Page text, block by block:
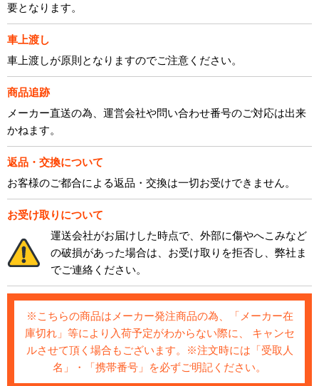
要となります。
車上渡し
車上渡しが原則となりますのでご注意ください。
商品追跡
メーカー直送の為、運営会社や問い合わせ番号のご対応は出来
かねます。
返品・交換について
お客様のご都合による返品・交換は一切お受けできません。
お受け取りについて
運送会社がお届けした時点で、外部に傷やへこみなど
の破損があった場合は、お受け取りを拒否し、弊社ま
でご連絡ください。
※こちらの商品はメーカー発注商品の為、「メーカー在
庫切れ」等により入荷予定がわからない際に、 キャンセ
ルさせて頂く場合もございます。※注文時には「受取人
名」・「携帯番号」を必ずご明記ください。